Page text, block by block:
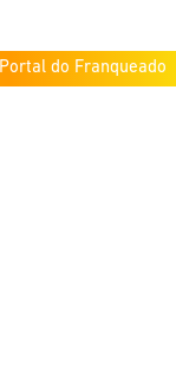
Portal do Franqueado